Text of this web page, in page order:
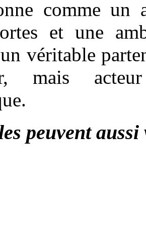
comme un
et une
véritable
mais
peuvent